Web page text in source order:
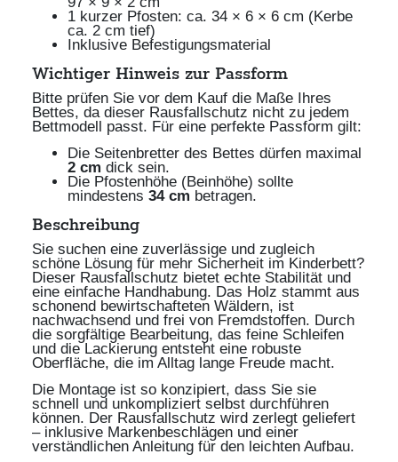
1 kurzer Pfosten: ca. 34 × 6 × 6 cm (Kerbe
ca. 2 cm tief)
Inklusive Befestigungsmaterial
Wichtiger Hinweis zur Passform
Bitte prüfen Sie vor dem Kauf die Maße Ihres
Bettes, da dieser Rausfallschutz nicht zu jedem
Bettmodell passt. Für eine perfekte Passform gilt:
Die Seitenbretter des Bettes dürfen maximal
2 cm dick sein.
Die Pfostenhöhe (Beinhöhe) sollte
mindestens 34 cm betragen.
Beschreibung
Sie suchen eine zuverlässige und zugleich
schöne Lösung für mehr Sicherheit im Kinderbett?
Dieser Rausfallschutz bietet echte Stabilität und
eine einfache Handhabung. Das Holz stammt aus
schonend bewirtschafteten Wäldern, ist
nachwachsend und frei von Fremdstoffen. Durch
die sorgfältige Bearbeitung, das feine Schleifen
und die Lackierung entsteht eine robuste
Oberfläche, die im Alltag lange Freude macht.
Die Montage ist so konzipiert, dass Sie sie
schnell und unkompliziert selbst durchführen
können. Der Rausfallschutz wird zerlegt geliefert
– inklusive Markenbeschlägen und einer
verständlichen Anleitung für den leichten Aufbau.